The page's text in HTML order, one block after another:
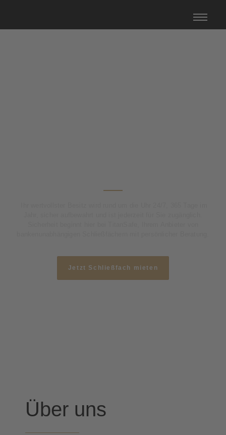
Jetzt Schließfach mieten
Über uns